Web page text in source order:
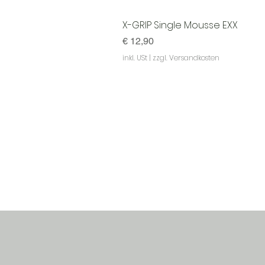
X-GRIP Single Mousse EXX
Preis
€ 12,90
inkl. USt | zzgl. Versandkosten